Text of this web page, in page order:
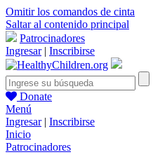
Omitir los comandos de cinta
Saltar al contenido principal
Patrocinadores
Ingresar| Inscribirse
Donate
Menú
Ingresar| Inscribirse
Inicio
Patrocinadores